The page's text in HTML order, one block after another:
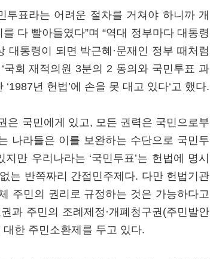
투표라는 어려운 절차를 거쳐야 하니까 개
다 빨아들였다”며 “역대 정부마다 대통령
통령이 되면 박근혜·문재인 정부 때처럼
국회 재적의원 3분의 2 동의와 국민투표 과
년 헌법’에 손을 못 대고 있다‘고 했다.
은 국민에게 있고, 모든 권력은 국민으로부
나라들은 이를 보완하는 수단으로 국민투
만 우리나라는 ‘국민투표’는 헌법에 명시
는 반쪽짜리 간접민주제다. 다만 헌법기관
주민의 권리로 규정하는 것은 가능하다고
과 주민의 조례제정·개폐청구권(주민발안
한 주민소환제를 두고 있다.